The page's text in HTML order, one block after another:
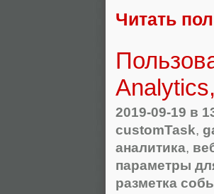
Читать
2019-09-19 в
customTask,
аналитика,
параметры
разметка